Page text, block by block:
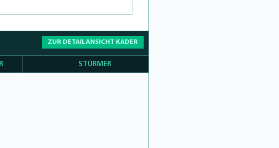
ZUR DETAILANSICHT KADER
STÜRMER